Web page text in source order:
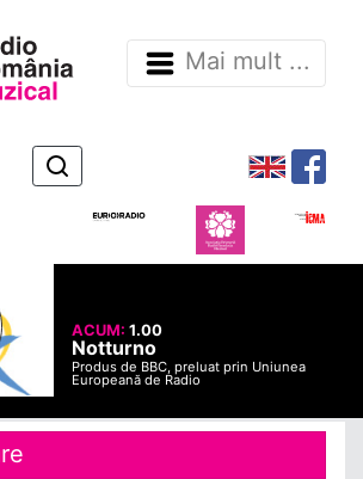
Mai mult ...
ACUM:1.00
Notturno
Produs de BBC, preluat prin Uniunea
Europeană de Radio